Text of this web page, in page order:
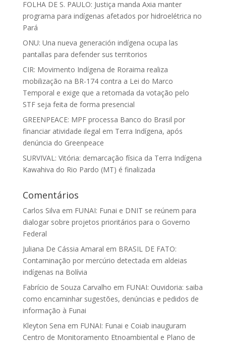
FOLHA DE S. PAULO: Justiça manda Axia manter
programa para indígenas afetados por hidroelétrica no
Pará
ONU: Una nueva generación indígena ocupa las
pantallas para defender sus territorios
CIR: Movimento Indígena de Roraima realiza
mobilização na BR-174 contra a Lei do Marco
Temporal e exige que a retomada da votação pelo
STF seja feita de forma presencial
GREENPEACE: MPF processa Banco do Brasil por
financiar atividade ilegal em Terra Indígena, após
denúncia do Greenpeace
SURVIVAL: Vitória: demarcação física da Terra Indígena
Kawahiva do Rio Pardo (MT) é finalizada
Comentários
Carlos Silva em FUNAI: Funai e DNIT se reúnem para
dialogar sobre projetos prioritários para o Governo
Federal
Juliana De Cássia Amaral em BRASIL DE FATO:
Contaminação por mercúrio detectada em aldeias
indígenas na Bolívia
Fabrício de Souza Carvalho em FUNAI: Ouvidoria: saiba
como encaminhar sugestões, denúncias e pedidos de
informação à Funai
Kleyton Sena em FUNAI: Funai e Coiab inauguram
Centro de Monitoramento Etnoambiental e Plano de